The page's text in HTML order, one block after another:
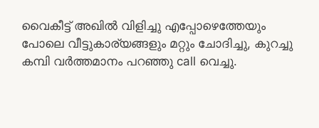
വൈകീട്ട് അഖിൽ വിളിച്ചു എപ്പോഴെത്തേയും
പോലെ വീട്ടുകാര്യങ്ങളും മറ്റും ചോദിച്ചു, കുറച്ചു
കമ്പി വർത്തമാനം പറഞ്ഞു call വെച്ചു.